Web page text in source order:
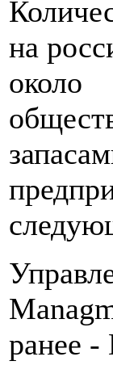
на
около
ранее -